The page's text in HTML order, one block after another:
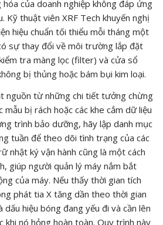
hóa của doanh nghiệp không đáp ứng
Kỹ thuật viên XRF Tech khuyến nghị
hiệu chuẩn tối thiểu mỗi tháng một
sự thay đổi về môi trường lắp đặt
tra màng lọc (filter) và cửa sổ
bị thủng hoặc bám bụi kim loại.
nguồn từ những chi tiết tưởng chừng
bị rách hoặc các khe cắm dữ liệu
trình bảo dưỡng, hãy lập danh mục
tuần để theo dõi tình trạng của các
nhật ký vận hành cũng là một cách
giúp người quản lý máy nắm bắt
của máy. Nếu thấy thời gian tích
phát tia X tăng dần theo thời gian
hiệu bóng đang yếu đi và cần lên
khi nó hỏng hoàn toàn. Quy trình này